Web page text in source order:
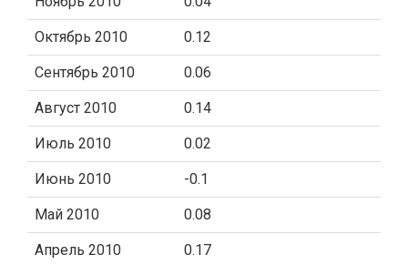
Октябрь 2010 0.12
Сентябрь 2010 0.06
Август 2010 0.14
Июль 2010 0.02
Июнь 2010 -0.1
Май 2010 0.08
Апрель 2010 0.17